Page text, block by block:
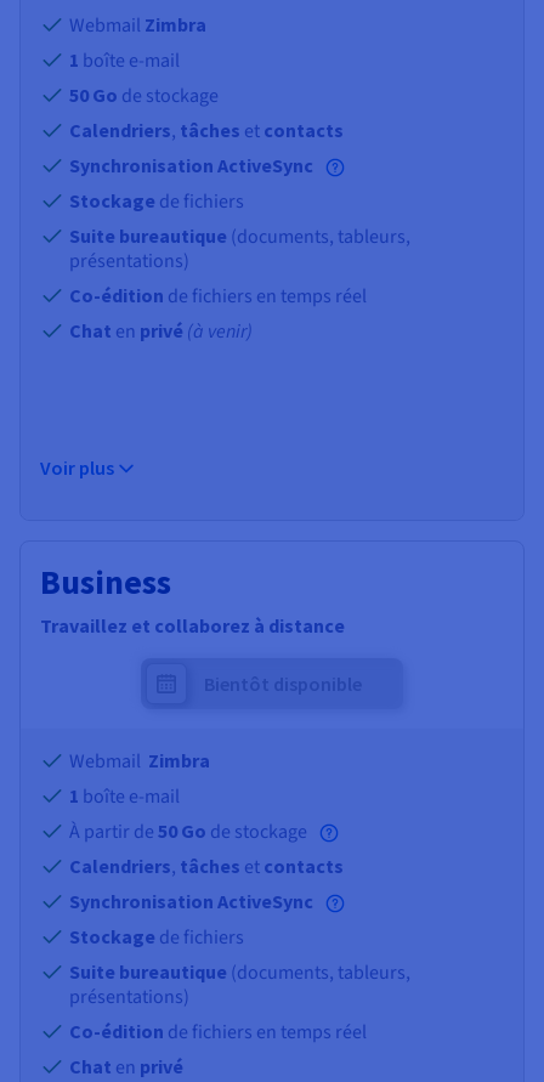
Webmail Zimbra
1 boîte e-mail
50 Go de stockage
Calendriers, tâches et contacts
Synchronisation ActiveSync
Stockage de fichiers
Suite bureautique (documents, tableurs,
présentations)
Co-édition de fichiers en temps réel
Chat en privé (à venir)
Voir plus
Business
Travaillez et collaborez à distance
Webmail Zimbra
1 boîte e-mail
À partir de 50 Go de stockage
Calendriers, tâches et contacts
Synchronisation ActiveSync
Stockage de fichiers
Suite bureautique (documents, tableurs,
présentations)
Co-édition de fichiers en temps réel
Chat en privé